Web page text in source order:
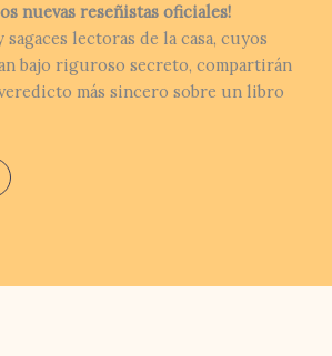
nuevas reseñistas oficiales!
sagaces lectoras de la casa, cuyos
bajo riguroso secreto, compartirán
más sincero sobre un libro